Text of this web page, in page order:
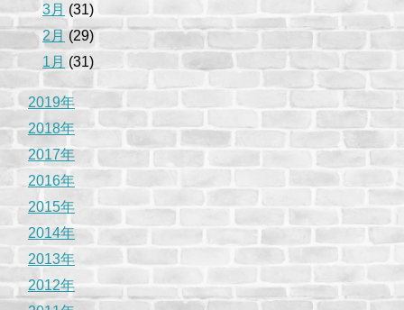
3月 (31)
2月 (29)
1月 (31)
2019年
2018年
2017年
2016年
2015年
2014年
2013年
2012年